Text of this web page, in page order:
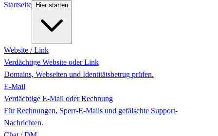
Startseite Hier starten
Website / Link
Verdächtige Website oder Link
Domains, Webseiten und Identitätsbetrug prüfen.
E-Mail
Verdächtige E-Mail oder Rechnung
Für Rechnungen, Sperr-E-Mails und gefälschte Support-
Nachrichten.